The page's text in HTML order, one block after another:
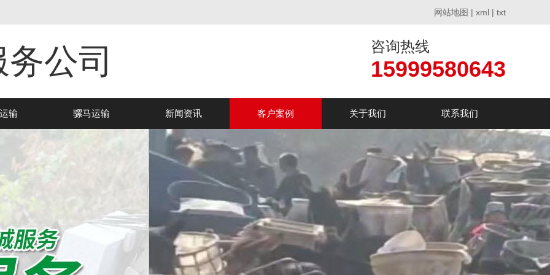
网站地图 | xml | txt
公司 咨询热线
15999580643
输 骡马运输 新闻资讯 客户案例 关于我们 联系我们